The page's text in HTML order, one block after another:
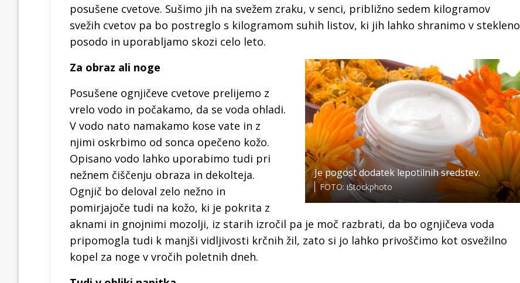
posušene cvetove. Sušimo jih na svežem zraku, v senci, približno sedem kilogramov
svežih cvetov pa bo postreglo s kilogramom suhih listov, ki jih lahko shranimo v stekleno
posodo in uporabljamo skozi celo leto.
Je pogost dodatek lepotilnih sredstev.
FOTO: iStockphoto
Za obraz ali noge
Posušene ognjičeve cvetove prelijemo z
vrelo vodo in počakamo, da se voda ohladi.
V vodo nato namakamo kose vate in z
njimi oskrbimo od sonca opečeno kožo.
Opisano vodo lahko uporabimo tudi pri
nežnem čiščenju obraza in dekolteja.
Ognjič bo deloval zelo nežno in
pomirjajoče tudi na kožo, ki je pokrita z
aknami in gnojnimi mozolji, iz starih izročil pa je moč razbrati, da bo ognjičeva voda
pripomogla tudi k manjši vidljivosti krčnih žil, zato si jo lahko privoščimo kot osvežilno
kopel za noge v vročih poletnih dneh.